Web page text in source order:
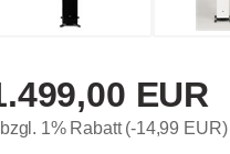
EUR
1% Rabatt (-14,99